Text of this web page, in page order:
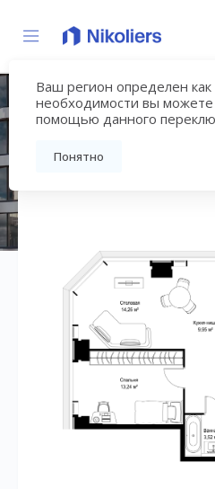
Ваш регион определен
необходимости вы можете
помощью данного
Понятно
ЖК
Вернуться на